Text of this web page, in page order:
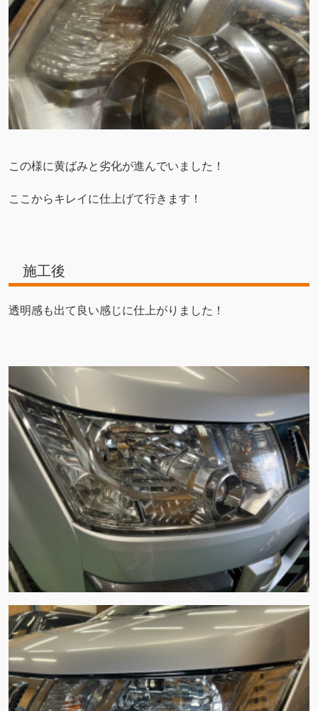
この様に黄ばみと劣化が進んでいました！
ここからキレイに仕上げて行きます！
施工後
透明感も出て良い感じに仕上がりました！